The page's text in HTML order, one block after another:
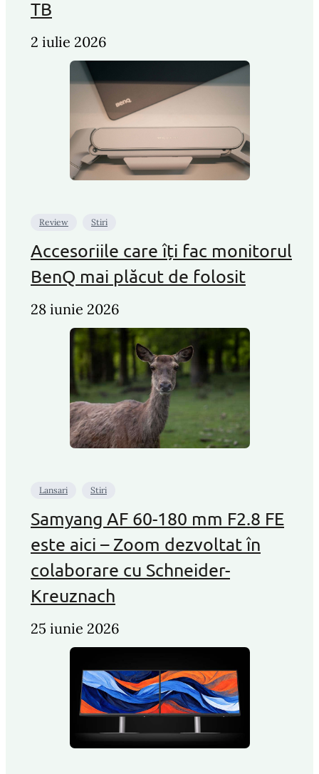
TB
2 iulie 2026
Review Stiri
Accesoriile care îți fac monitorul
BenQ mai plăcut de folosit
28 iunie 2026
Lansari Stiri
Samyang AF 60-180 mm F2.8 FE
este aici – Zoom dezvoltat în
colaborare cu Schneider-
Kreuznach
25 iunie 2026